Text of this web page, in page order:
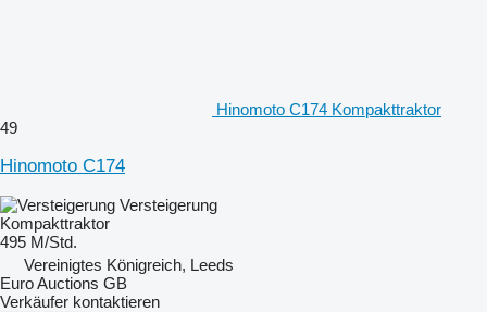
Hinomoto C174 Kompakttraktor
49
Hinomoto C174
Versteigerung
Kompakttraktor
495 M/Std.
Vereinigtes Königreich, Leeds
Euro Auctions GB
Verkäufer kontaktieren